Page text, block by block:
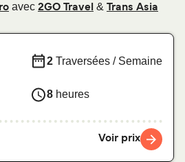
avec 2GO Travel &
Trans Asia
2 Traversées / Semaine
8 heures
Voir prix